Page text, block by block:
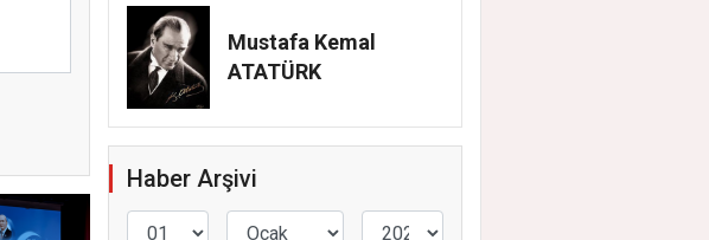
Mustafa Kemal
ATATÜRK
Haber Arşivi